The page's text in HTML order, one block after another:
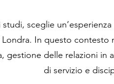
sceglie
Londra. In questo
gestione delle relazioni in
di servizio e